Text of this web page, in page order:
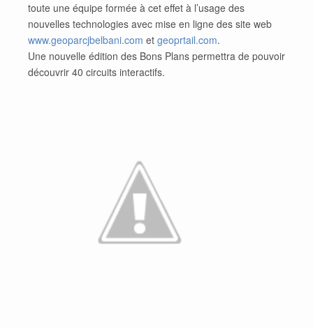
toute une équipe formée à cet effet à l’usage des
nouvelles technologies avec mise en ligne des site web
www.geoparcjbelbani.com et geoprtail.com.
Une nouvelle édition des Bons Plans permettra de pouvoir
découvrir 40 circuits interactifs.